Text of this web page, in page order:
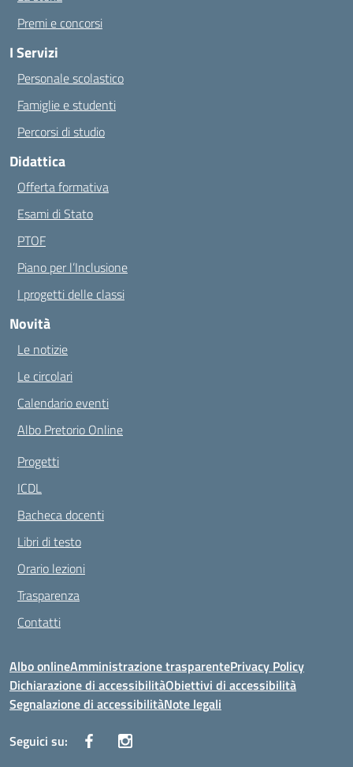
Premi e concorsi
I Servizi
Personale scolastico
Famiglie e studenti
Percorsi di studio
Didattica
Offerta formativa
Esami di Stato
PTOF
Piano per l’Inclusione
I progetti delle classi
Novità
Le notizie
Le circolari
Calendario eventi
Albo Pretorio Online
Progetti
ICDL
Bacheca docenti
Libri di testo
Orario lezioni
Trasparenza
Contatti
Albo onlineAmministrazione trasparentePrivacy Policy
Dichiarazione di accessibilitàObiettivi di accessibilità
Segnalazione di accessibilitàNote legali
Seguici su: